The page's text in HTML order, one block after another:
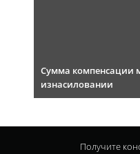
Сумма компенсации
изнасиловании
Получите